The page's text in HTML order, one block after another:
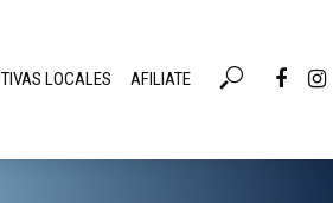
LOCALES AFILIATE